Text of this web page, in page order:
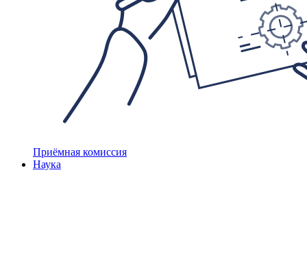
Приёмная комиссия
Наука